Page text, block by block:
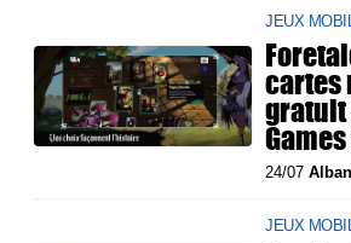
JEUX
cartes
gratuit
24/07Alban
JEUX